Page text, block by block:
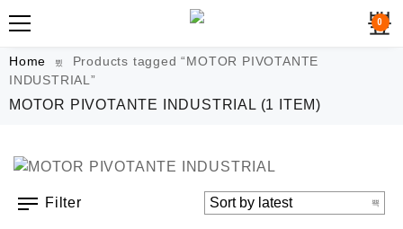
0
Home
Products tagged “MOTOR PIVOTANTE
INDUSTRIAL”
MOTOR PIVOTANTE INDUSTRIAL (1 ITEM)
Filter